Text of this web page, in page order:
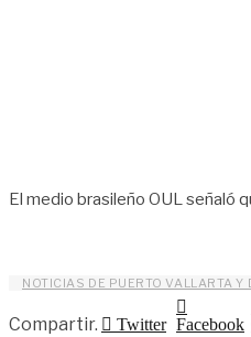
El medio brasileño OUL señaló
NOTICIAS DE PUERTO VALLARTA Y
Compartir. Twitter Facebook